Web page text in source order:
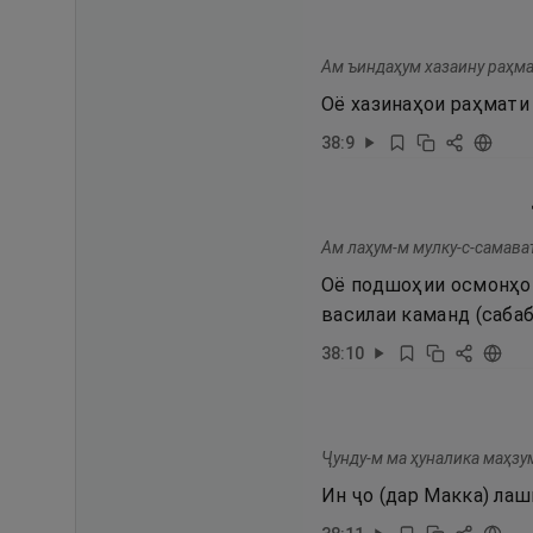
Ам ъиндаҳум хазаину
Оё хазинаҳои
38:9
Ам лаҳум-м мулку-с-
Оё подшоҳии осмонҳо
василаи каманд
38:10
Ҷунду-м ма ҳуналика
Ин ҷо (дар Макка)